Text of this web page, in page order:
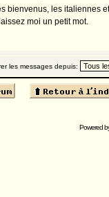
bienvenus, les italiennes
moi un petit mot.
les messages depuis:
Powered